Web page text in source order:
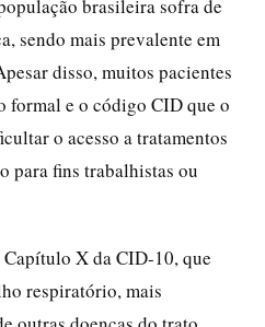
brasileira sofra de
sendo mais prevalente em
disso, muitos pacientes
formal e o código CID que o
o acesso a tratamentos
para fins trabalhistas ou
X da CID-10, que
respiratório, mais